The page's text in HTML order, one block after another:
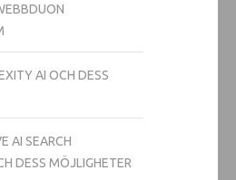
AI OCH DESS
AI SEARCH
DESS MÖJLIGHETER